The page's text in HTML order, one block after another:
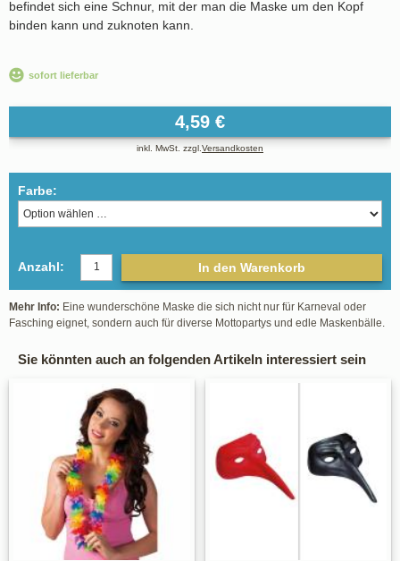
befindet sich eine Schnur, mit der man die Maske um den Kopf
binden kann und zuknoten kann.
sofort lieferbar
4,59 €
inkl. MwSt. zzgl. Versandkosten
Farbe:
Anzahl: In den Warenkorb
Mehr Info: Eine wunderschöne Maske die sich nicht nur für Karneval oder
Fasching eignet, sondern auch für diverse Mottopartys und edle Maskenbälle.
Sie könnten auch an folgenden Artikeln interessiert sein